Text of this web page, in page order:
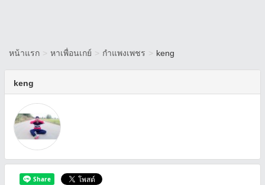
หน้าแรก > หาเพื่อนเกย์ > กำแพงเพชร > keng
keng